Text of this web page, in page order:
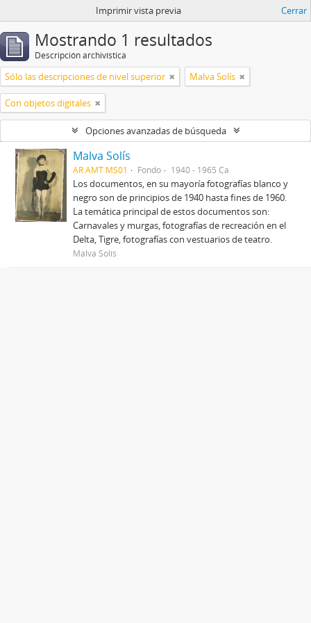
Imprimir vista previa Cerrar
Mostrando 1 resultados
Descripción archivística
Sólo las descripciones de nivel superior Malva Solís
Con objetos digitales
Opciones avanzadas de búsqueda
Malva Solís
AR AMT MS01 Fondo 1940 - 1965 Ca
Los documentos, en su mayoría fotografías blanco y
negro son de principios de 1940 hasta fines de 1960.
La temática principal de estos documentos son:
Carnavales y murgas, fotografías de recreación en el
Delta, Tigre, fotografías con vestuarios de teatro.
Malva Solís